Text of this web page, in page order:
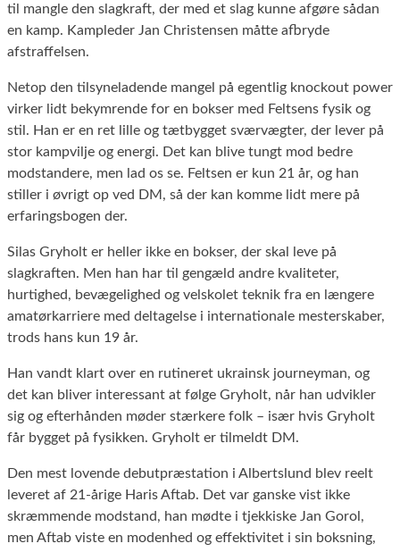
til mangle den slagkraft, der med et slag kunne afgøre sådan
en kamp. Kampleder Jan Christensen måtte afbryde
afstraffelsen.
Netop den tilsyneladende mangel på egentlig knockout power
virker lidt bekymrende for en bokser med Feltsens fysik og
stil. Han er en ret lille og tætbygget sværvægter, der lever på
stor kampvilje og energi. Det kan blive tungt mod bedre
modstandere, men lad os se. Feltsen er kun 21 år, og han
stiller i øvrigt op ved DM, så der kan komme lidt mere på
erfaringsbogen der.
Silas Gryholt er heller ikke en bokser, der skal leve på
slagkraften. Men han har til gengæld andre kvaliteter,
hurtighed, bevægelighed og velskolet teknik fra en længere
amatørkarriere med deltagelse i internationale mesterskaber,
trods hans kun 19 år.
Han vandt klart over en rutineret ukrainsk journeyman, og
det kan bliver interessant at følge Gryholt, når han udvikler
sig og efterhånden møder stærkere folk – især hvis Gryholt
får bygget på fysikken. Gryholt er tilmeldt DM.
Den mest lovende debutpræstation i Albertslund blev reelt
leveret af 21-årige Haris Aftab. Det var ganske vist ikke
skræmmende modstand, han mødte i tjekkiske Jan Gorol,
men Aftab viste en modenhed og effektivitet i sin boksning,